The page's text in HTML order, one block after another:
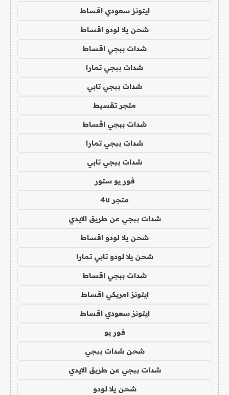
ايتونز سعودي اقساط
شحن يلا لودو اقساط
شدات ببجي اقساط
شدات ببجي تمارا
شدات ببجي تابي
متجر تقسيط
شدات ببجي اقساط
شدات ببجي تمارا
شدات ببجي تابي
فور يو ستور
متجر 4u
شدات ببجي عن طريق الايدي
شحن يلا لودو اقساط
شحن يلا لودو تابي تمارا
شدات ببجي اقساط
ايتونز امريكي اقساط
ايتونز سعودي اقساط
فور يو
شحن شدات ببجي
شدات ببجي عن طريق الايدي
شحن يلا لودو